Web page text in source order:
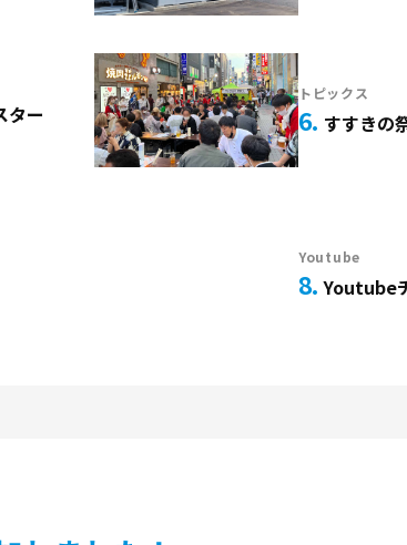
ター
トピックス
6 すすきの
Youtube
8 Youtube